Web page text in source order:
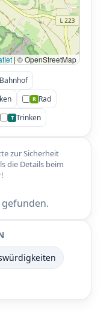
| © OpenStreetMap
Bahnhof
R Rad
T Trinken
zur Sicherheit
die Details beim